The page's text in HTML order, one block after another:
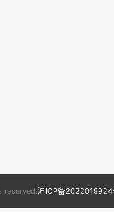
reserved.沪ICP备2022019924